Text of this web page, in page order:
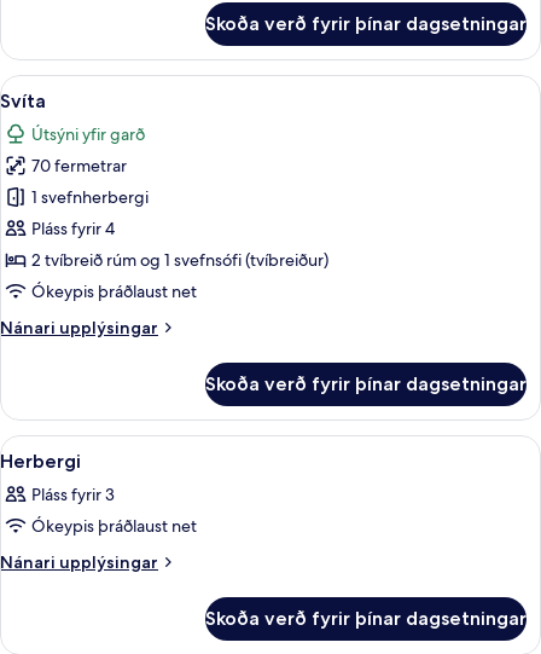
herbergi
með
tvíbreiðu
rúmi
Skoða verð fyrir þínar dagsetningar
Skoða
allar
myndir
fyrir
Svíta
Svíta | Ofnæmisprófaður
5
Svíta
Útsýni yfir garð
70 fermetrar
1 svefnherbergi
Pláss fyrir 4
2 tvíbreið rúm og 1 svefnsófi (tvíbreiður)
Ókeypis þráðlaust net
Nánari upplýsingar
Nánari
Skoða verð fyrir þínar dagsetningar
Skoða
allar
myndir
fyrir
Herbergi
Ofnæmisprófaður sængurfatnaður,
4
Herbergi
Pláss fyrir 3
Ókeypis þráðlaust net
Nánari upplýsingar
Nánari
Skoða verð fyrir þínar dagsetningar